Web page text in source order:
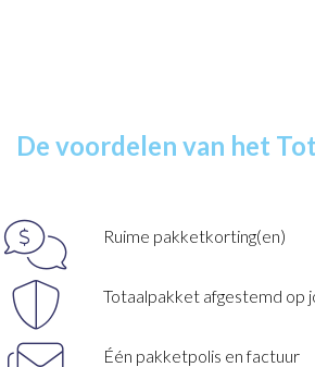
De voordelen van het
Ruime pakketkorting(en)
Totaalpakket afgestemd op
Één pakketpolis en factuur